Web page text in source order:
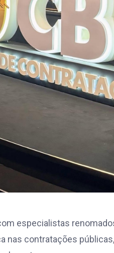
especialistas
nas contratações